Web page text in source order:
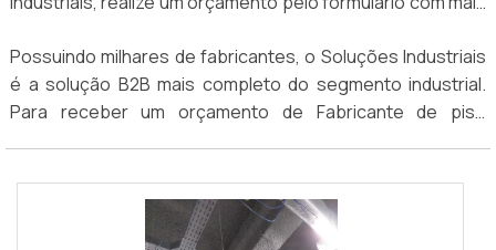
Possuindo milhares de fabricantes, o Soluções Industriais
é a solução B2B mais completo do segmento industrial.
Para receber um orçamento de Fabricante de piso